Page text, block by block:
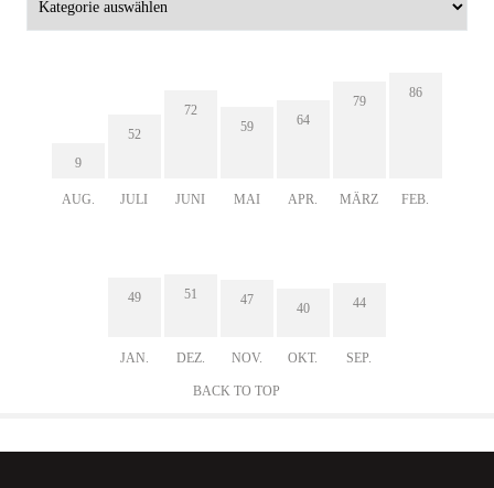
9
AUG.
52
JULI
72
JUNI
59
MAI
64
APR.
79
MÄRZ
86
FEB.
49
JAN.
51
DEZ.
47
NOV.
40
OKT.
44
SEP.
BACK TO TOP